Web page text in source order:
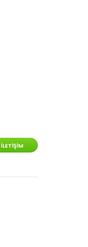
İLETIŞIM